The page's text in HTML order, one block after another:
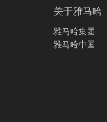
关于雅马哈
雅马哈集团
雅马哈中国